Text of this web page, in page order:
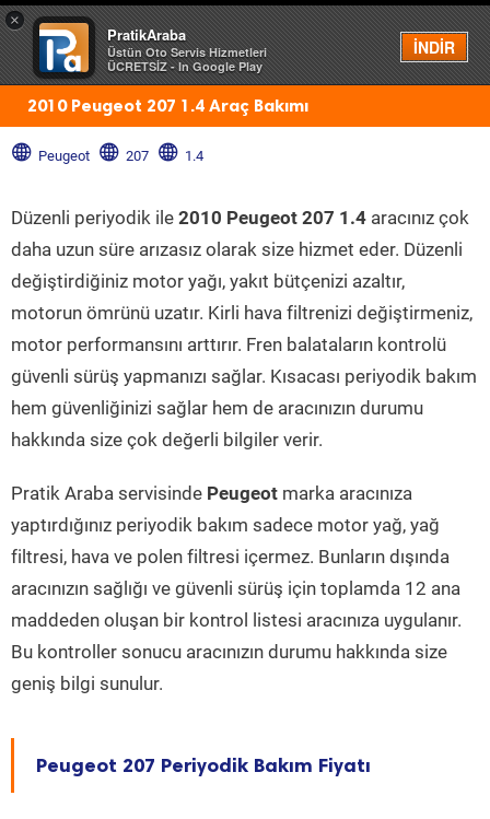
×
PratikAraba
Üstün Oto Servis Hizmetleri
ÜCRETSİZ - In Google Play
İNDİR
Menü
2010 Peugeot 207 1.4 Araç Bakımı
Peugeot 207 1.4
Düzenli periyodik ile 2010 Peugeot 207 1.4 aracınız çok
daha uzun süre arızasız olarak size hizmet eder. Düzenli
değiştirdiğiniz motor yağı, yakıt bütçenizi azaltır,
motorun ömrünü uzatır. Kirli hava filtrenizi değiştirmeniz,
motor performansını arttırır. Fren balataların kontrolü
güvenli sürüş yapmanızı sağlar. Kısacası periyodik bakım
hem güvenliğinizi sağlar hem de aracınızın durumu
hakkında size çok değerli bilgiler verir.
Pratik Araba servisinde Peugeot marka aracınıza
yaptırdığınız periyodik bakım sadece motor yağ, yağ
filtresi, hava ve polen filtresi içermez. Bunların dışında
aracınızın sağlığı ve güvenli sürüş için toplamda 12 ana
maddeden oluşan bir kontrol listesi aracınıza uygulanır.
Bu kontroller sonucu aracınızın durumu hakkında size
geniş bilgi sunulur.
Peugeot 207 Periyodik Bakım Fiyatı